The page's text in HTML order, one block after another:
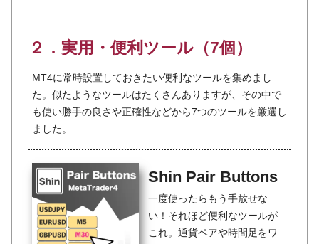
２．実用・便利ツール（7個）
MT4に常時設置しておきたい便利なツールを集めまし
た。似たようなツールはたくさんありますが、その中で
も使い勝手の良さや正確性などから7つのツールを厳選し
ました。
Shin Pair Buttons
一度使ったらもう手放せな
い！それほど便利なツールが
これ。通貨ペアや時間足をワ